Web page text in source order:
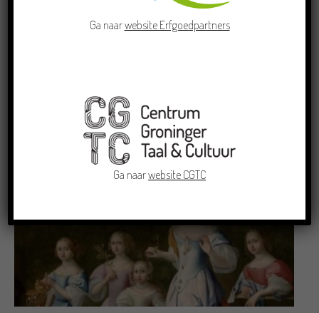
Noar ‘t Adrillenmaart in Winschoot
Ga naarwebsite Erfgoedpartners
Ga naarwebsite CGTC